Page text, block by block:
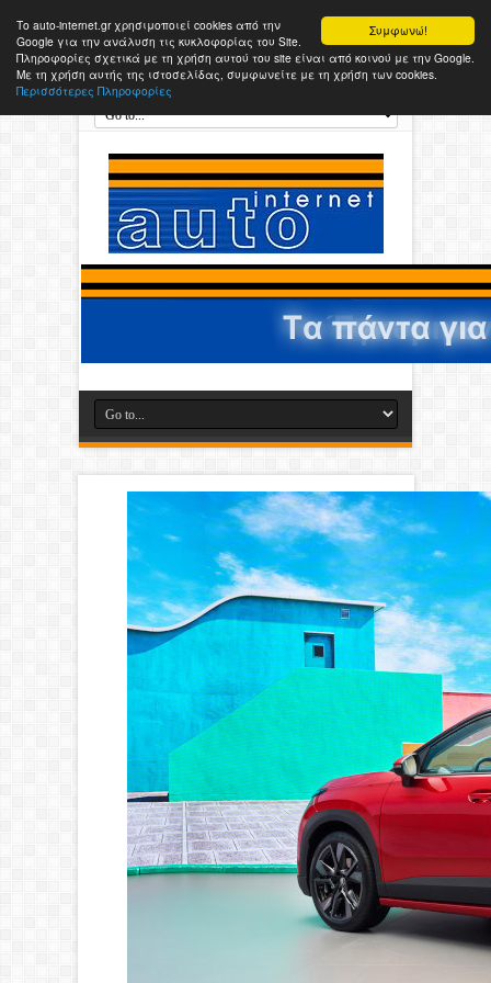
Συμφωνώ!
Το auto-internet.gr χρησιμοποιεί cookies από την
Google για την ανάλυση τις κυκλοφορίας του Site.
Πληροφορίες σχετικά με τη χρήση αυτού του site είναι από κοινού με την Google.
Με τη χρήση αυτής της ιστοσελίδας, συμφωνείτε με τη χρήση των cookies.
Περισσότερες Πληροφορίες